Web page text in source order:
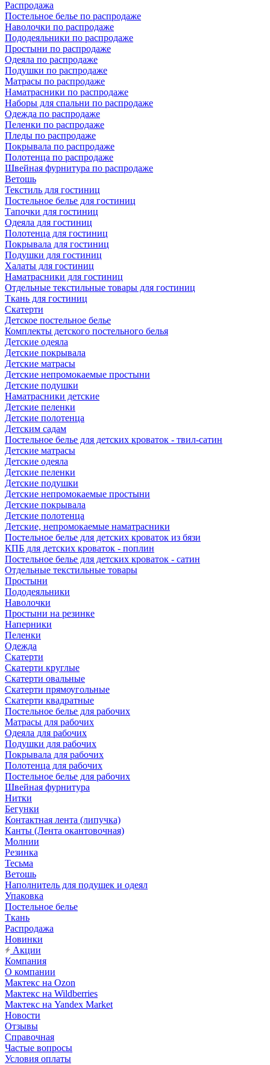
Распродажа
Постельное белье по распродаже
Наволочки по распродаже
Пододеяльники по распродаже
Простыни по распродаже
Одеяла по распродаже
Подушки по распродаже
Матрасы по распродаже
Наматрасники по распродаже
Наборы для спальни по распродаже
Одежда по распродаже
Пеленки по распродаже
Пледы по распродаже
Покрывала по распродаже
Полотенца по распродаже
Швейная фурнитура по распродаже
Ветошь
Текстиль для гостиниц
Постельное белье для гостиниц
Тапочки для гостиниц
Одеяла для гостиниц
Полотенца для гостиниц
Покрывала для гостиниц
Подушки для гостиниц
Халаты для гостиниц
Наматрасники для гостиниц
Отдельные текстильные товары для гостиниц
Ткань для гостиниц
Скатерти
Детское постельное белье
Комплекты детского постельного белья
Детские одеяла
Детские покрывала
Детские матрасы
Детские непромокаемые простыни
Детские подушки
Наматрасники детские
Детские пеленки
Детские полотенца
Детским садам
Постельное белье для детских кроваток - твил-сатин
Детские матрасы
Детские одеяла
Детские пеленки
Детские подушки
Детские непромокаемые простыни
Детские покрывала
Детские полотенца
Детские, непромокаемые наматрасники
Постельное белье для детских кроваток из бязи
КПБ для детских кроваток - поплин
Постельное белье для детских кроваток - сатин
Отдельные текстильные товары
Простыни
Пододеяльники
Наволочки
Простыни на резинке
Наперники
Пеленки
Одежда
Скатерти
Скатерти круглые
Скатерти овальные
Скатерти прямоугольные
Скатерти квадратные
Постельное белье для рабочих
Матрасы для рабочих
Одеяла для рабочих
Подушки для рабочих
Покрывала для рабочих
Полотенца для рабочих
Постельное белье для рабочих
Швейная фурнитура
Нитки
Бегунки
Контактная лента (липучка)
Канты (Лента окантовочная)
Молнии
Резинка
Тесьма
Ветошь
Наполнитель для подушек и одеял
Упаковка
Постельное белье
Ткань
Распродажа
Новинки
Акции
Компания
О компании
Мактекс на Ozon
Мактекс на Wildberries
Мактекс на Yandex Market
Новости
Отзывы
Справочная
Частые вопросы
Условия оплаты